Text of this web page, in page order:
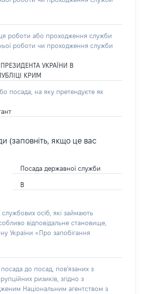
роботи або проходження служби
роботи чи проходження служби
УКРАЇНИ В
КРИМ
посада, на яку претендуєте як
(заповніть, якщо це вас
Посада державної служби
В
осіб, які займають
відповідальне становище,
України «Про запобігання
до посад, пов'язаних з
ризиків, згідно з
Національним агентством з